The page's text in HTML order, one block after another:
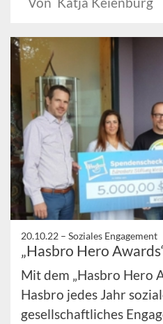
20.10.22 – Soziales Engagement
„Hasbro Hero
Mit dem „Hasbro Hero
Hasbro jedes Jahr
gesellschaftliches